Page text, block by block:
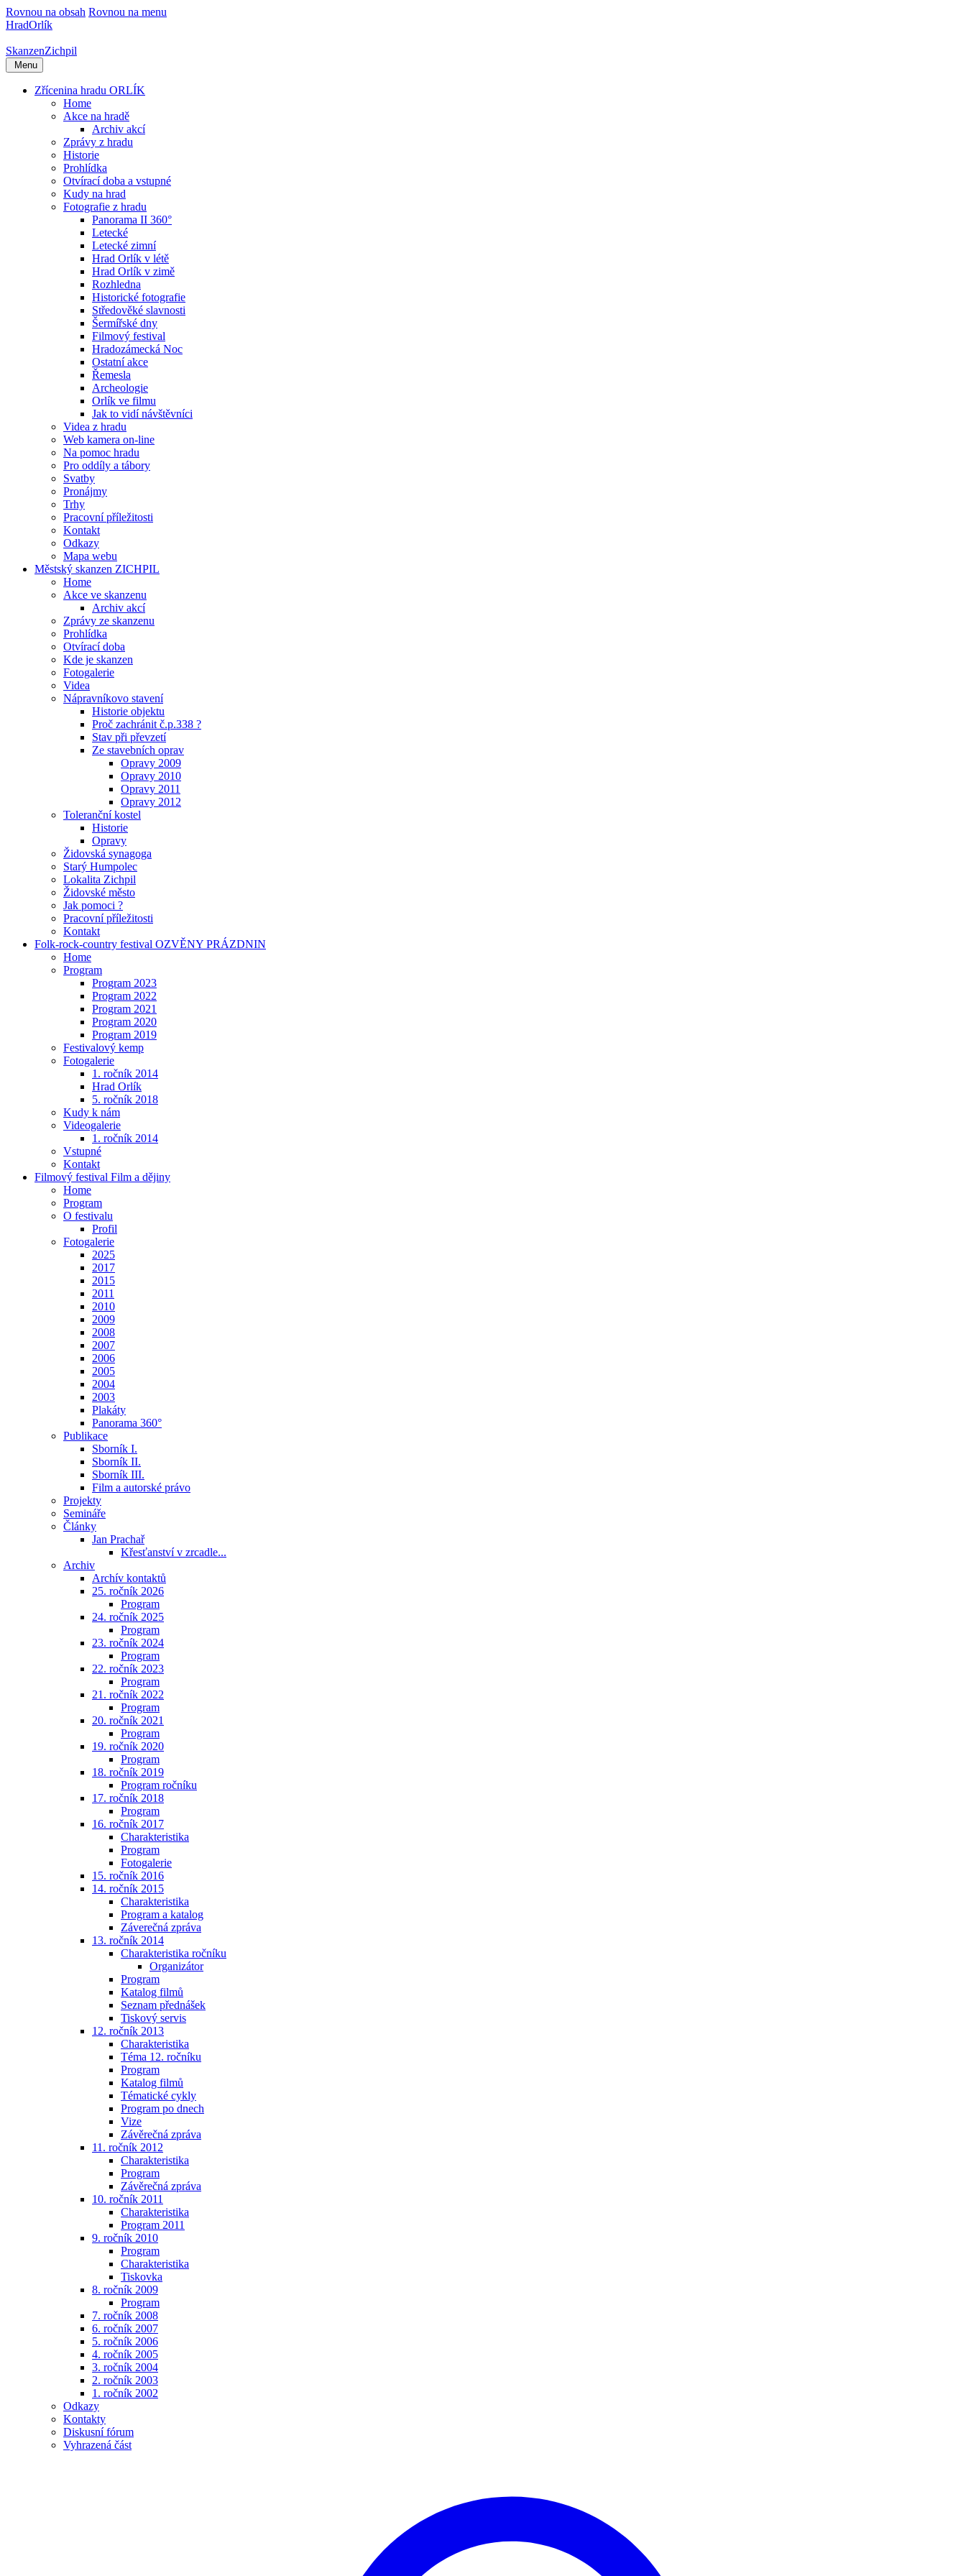
Rovnou na obsah Rovnou na menu
HradOrlík
SkanzenZichpil
Menu
Zřícenina hradu ORLÍK
Home
Akce na hradě
Archiv akcí
Zprávy z hradu
Historie
Prohlídka
Otvírací doba a vstupné
Kudy na hrad
Fotografie z hradu
Panorama II 360°
Letecké
Letecké zimní
Hrad Orlík v létě
Hrad Orlík v zimě
Rozhledna
Historické fotografie
Středověké slavnosti
Šermířské dny
Filmový festival
Hradozámecká Noc
Ostatní akce
Řemesla
Archeologie
Orlík ve filmu
Jak to vidí návštěvníci
Videa z hradu
Web kamera on-line
Na pomoc hradu
Pro oddíly a tábory
Svatby
Pronájmy
Trhy
Pracovní příležitosti
Kontakt
Odkazy
Mapa webu
Městský skanzen ZICHPIL
Home
Akce ve skanzenu
Archiv akcí
Zprávy ze skanzenu
Prohlídka
Otvírací doba
Kde je skanzen
Fotogalerie
Videa
Nápravníkovo stavení
Historie objektu
Proč zachránit č.p.338 ?
Stav při převzetí
Ze stavebních oprav
Opravy 2009
Opravy 2010
Opravy 2011
Opravy 2012
Toleranční kostel
Historie
Opravy
Židovská synagoga
Starý Humpolec
Lokalita Zichpil
Židovské město
Jak pomoci ?
Pracovní příležitosti
Kontakt
Folk-rock-country festival OZVĚNY PRÁZDNIN
Home
Program
Program 2023
Program 2022
Program 2021
Program 2020
Program 2019
Festivalový kemp
Fotogalerie
1. ročník 2014
Hrad Orlík
5. ročník 2018
Kudy k nám
Videogalerie
1. ročník 2014
Vstupné
Kontakt
Filmový festival Film a dějiny
Home
Program
O festivalu
Profil
Fotogalerie
2025
2017
2015
2011
2010
2009
2008
2007
2006
2005
2004
2003
Plakáty
Panorama 360°
Publikace
Sborník I.
Sborník II.
Sborník III.
Film a autorské právo
Projekty
Semináře
Články
Jan Prachař
Křesťanství v zrcadle...
Archiv
Archív kontaktů
25. ročník 2026
Program
24. ročník 2025
Program
23. ročník 2024
Program
22. ročník 2023
Program
21. ročník 2022
Program
20. ročník 2021
Program
19. ročník 2020
Program
18. ročník 2019
Program ročníku
17. ročník 2018
Program
16. ročník 2017
Charakteristika
Program
Fotogalerie
15. ročník 2016
14. ročník 2015
Charakteristika
Program a katalog
Záverečná zpráva
13. ročník 2014
Charakteristika ročníku
Organizátor
Program
Katalog filmů
Seznam přednášek
Tiskový servis
12. ročník 2013
Charakteristika
Téma 12. ročníku
Program
Katalog filmů
Tématické cykly
Program po dnech
Vize
Závěrečná zpráva
11. ročník 2012
Charakteristika
Program
Závěrečná zpráva
10. ročník 2011
Charakteristika
Program 2011
9. ročník 2010
Program
Charakteristika
Tiskovka
8. ročník 2009
Program
7. ročník 2008
6. ročník 2007
5. ročník 2006
4. ročník 2005
3. ročník 2004
2. ročník 2003
1. ročník 2002
Odkazy
Kontakty
Diskusní fórum
Vyhrazená část